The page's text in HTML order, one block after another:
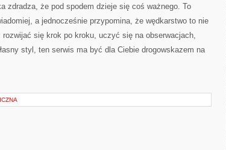
zdradza, że pod spodem dzieje się coś ważnego. To
a jednocześnie przypomina, że wędkarstwo to nie
się krok po kroku, uczyć się na obserwacjach,
styl, ten serwis ma być dla Ciebie drogowskazem na